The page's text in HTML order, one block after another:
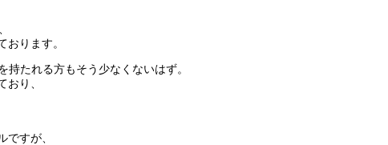
おります。
たれる方もそう少なくないはず。
おり、
ですが、